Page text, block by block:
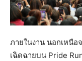
ภายในงาน นอกเหนื
เฉิดฉายบน Pride